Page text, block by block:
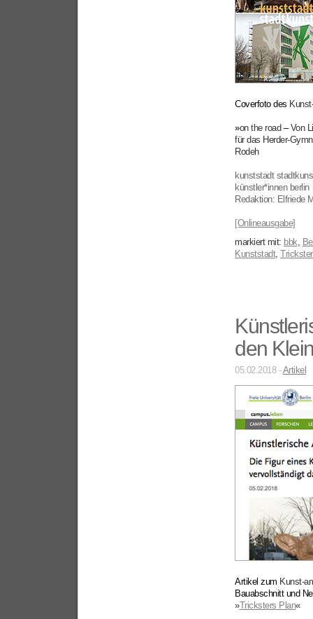
Coverfoto des
»on the road –Von
für das Herder-
Rodeh
kunststadt
künstler*innen berlin
Redaktion: Elfriede
[Onlineausgabe]
markiert mit: bbk,
Kunststadt,
den
05.02.2018 -Artikel
Artikel zum Kunst-
Bauabschnitt und
»Tricksters Plan«